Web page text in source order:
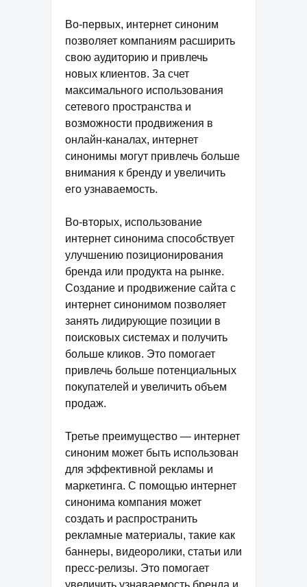
Во-первых, интернет синоним
позволяет компаниям расширить
свою аудиторию и привлечь
новых клиентов. За счет
максимального использования
сетевого пространства и
возможности продвижения в
онлайн-каналах, интернет
синонимы могут привлечь больше
внимания к бренду и увеличить
его узнаваемость.
Во-вторых, использование
интернет синонима способствует
улучшению позиционирования
бренда или продукта на рынке.
Создание и продвижение сайта с
интернет синонимом позволяет
занять лидирующие позиции в
поисковых системах и получить
больше кликов. Это помогает
привлечь больше потенциальных
покупателей и увеличить объем
продаж.
Третье преимущество — интернет
синоним может быть использован
для эффективной рекламы и
маркетинга. С помощью интернет
синонима компания может
создать и распространить
рекламные материалы, такие как
баннеры, видеоролики, статьи или
пресс-релизы. Это помогает